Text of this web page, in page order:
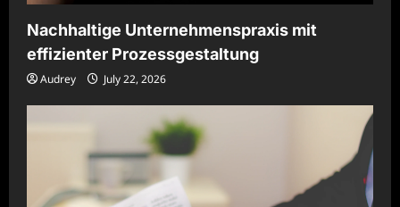
Nachhaltige Unternehmenspraxis mit
effizienter Prozessgestaltung
Audrey July 22, 2026